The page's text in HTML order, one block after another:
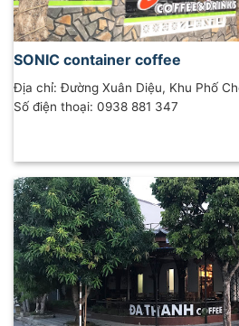
SONIC container coffee
Địa chỉ: Đường Xuân Diệu, Khu Phố
Số điện thoại: 0938 881 347